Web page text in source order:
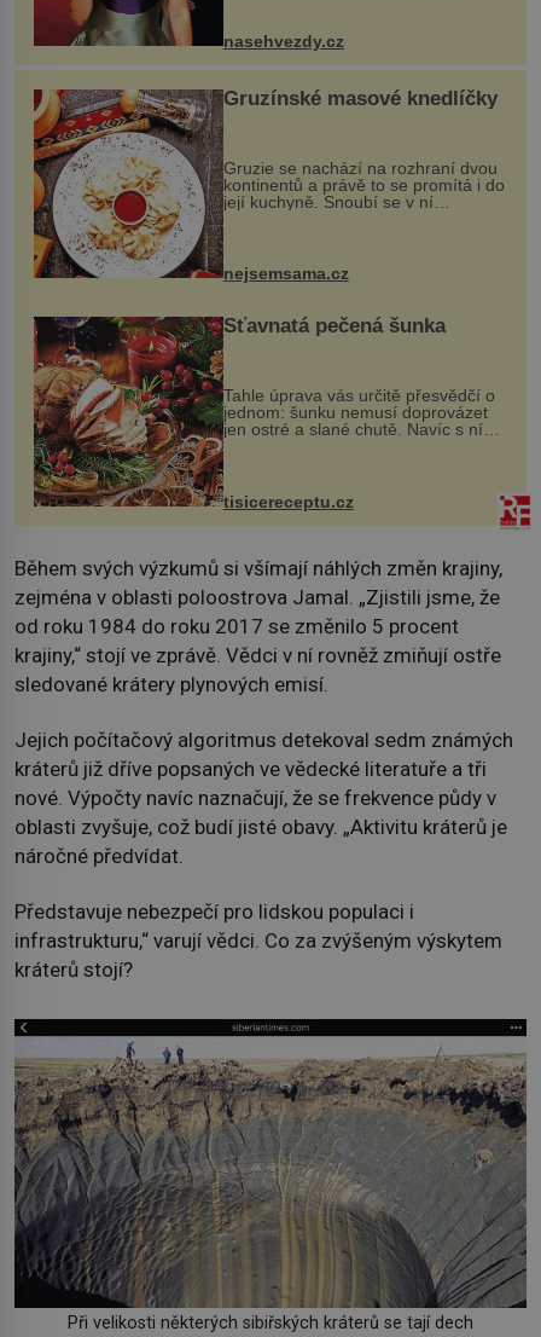
nasehvezdy.cz
Gruzínské masové knedlíčky
Gruzie se nachází na rozhraní dvou
kontinentů a právě to se promítá i do
její kuchyně. Snoubí se v ní
evropské a asijské chutě a díky tomu
vznikají rozmanité a chuťově bohaté
pokrmy, které rozhodně st...
nejsemsama.cz
Šťavnatá pečená šunka
Tahle úprava vás určitě přesvědčí o
jednom: šunku nemusí doprovázet
jen ostré a slané chutě. Navíc s ní
nakrmíte poměrně hodně hladových
krků. Ingredience sádlo 3 kg šunky
vcelku 3 stroužky česneku hl...
tisicereceptu.cz
Během svých výzkumů si všímají náhlých změn krajiny,
zejména v oblasti poloostrova Jamal. „Zjistili jsme, že
od roku 1984 do roku 2017 se změnilo 5 procent
krajiny,“ stojí ve zprávě. Vědci v ní rovněž zmiňují ostře
sledované krátery plynových emisí.
Jejich počítačový algoritmus detekoval sedm známých
kráterů již dříve popsaných ve vědecké literatuře a tři
nové. Výpočty navíc naznačují, že se frekvence půdy v
oblasti zvyšuje, což budí jisté obavy. „Aktivitu kráterů je
náročné předvídat.
Představuje nebezpečí pro lidskou populaci i
infrastrukturu,“ varují vědci. Co za zvýšeným výskytem
kráterů stojí?
Při velikosti některých sibiřských kráterů se tají dech